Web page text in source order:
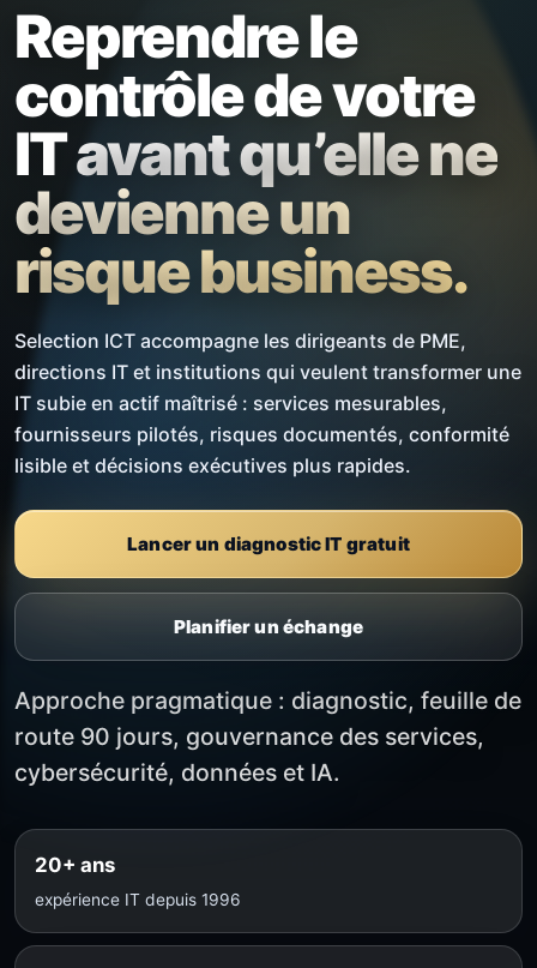
Reprendre le
contrôle de votre
ITavant qu’elle ne
devienne un
risque business.
Selection ICT accompagne les dirigeants de PME,
directions IT et institutions qui veulent transformer une
IT subie en actif maîtrisé : services mesurables,
fournisseurs pilotés, risques documentés, conformité
lisible et décisions exécutives plus rapides.
Lancer un diagnostic IT gratuit
Planifier un échange
Approche pragmatique : diagnostic, feuille de
route 90 jours, gouvernance des services,
cybersécurité, données et IA.
20+ ans
expérience IT depuis 1996